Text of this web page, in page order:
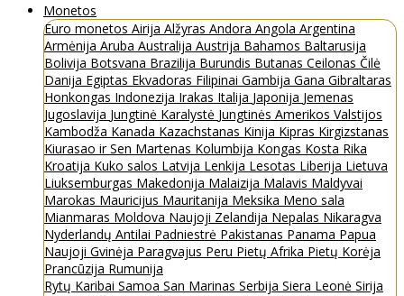
Monetos
Euro monetos Airija Alžyras Andora Angola Argentina
Armėnija Aruba Australija Austrija Bahamos Baltarusija
Bolivija Botsvana Brazilija Burundis Butanas Ceilonas Čilė
Danija Egiptas Ekvadoras Filipinai Gambija Gana Gibraltaras
Honkongas Indonezija Irakas Italija Japonija Jemenas
Jugoslavija Jungtinė Karalystė Jungtinės Amerikos Valstijos
Kambodža Kanada Kazachstanas Kinija Kipras Kirgizstanas
Kiurasao ir Sen Martenas Kolumbija Kongas Kosta Rika
Kroatija Kuko salos Latvija Lenkija Lesotas Liberija Lietuva
Liuksemburgas Makedonija Malaizija Malavis Maldyvai
Marokas Mauricijus Mauritanija Meksika Meno sala
Mianmaras Moldova Naujoji Zelandija Nepalas Nikaragva
Nyderlandų Antilai Padniestrė Pakistanas Panama Papua
Naujoji Gvinėja Paragvajus Peru Pietų Afrika Pietų Korėja
Prancūzija Rumunija
Rytų Karibai Samoa San Marinas Serbija Siera Leonė Sirija